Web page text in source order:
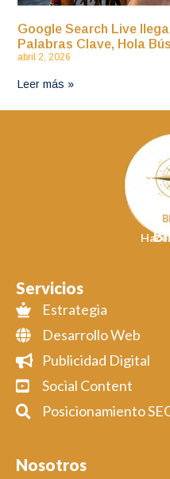
Google Search Live
Palabras Clave, Hola
abril 2, 2026
Leer más »
Servicios
Estrategia
Desarrollo Web
Publicidad Digital
Social Content
Posicionamiento
Nosotros